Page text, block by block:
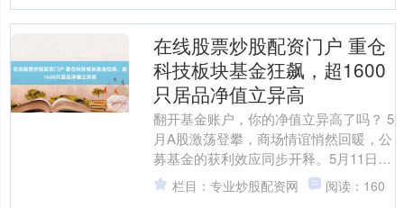
在线股票炒股配资门户 重仓
科技板块基金狂飙，超1600
只居品净值立异高
翻开基金账户，你的净值立异高了吗？ 5
月A股激荡登攀，商场情谊悄然回暖，公
募基金的获利效应同步开释。5月11日，
就有进步1600只主动权益基金复权单元
净值同步刷....
栏目：专业炒股配资网 阅读：160